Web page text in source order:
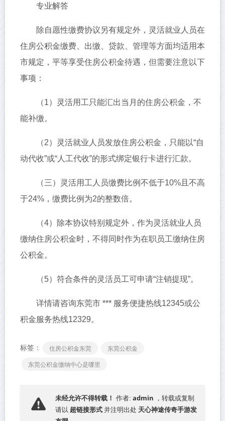
专业解答
除自愿性缴费协议另有规定外，灵活就业人员在
住房公积金缴费、出缴、贷款、管理等方面均适用本
市规定，平等享受住房公积金待遇，但需要注意以下
事项：
（1）灵活用工只能汇出当月的住房公积金，不
能补缴。
（2）灵活就业人员发放住房公积金，只能以“自
动代收”或“人工代收”的形式绑定银行卡进行汇款。
（三）灵活用工人员缴费比例不低于10%且不高
于24%，缴费比例为2的整数倍。
（4）除本协议特别规定外，作为灵活就业人员
缴纳住房公积金时，不得同时作为在职员工缴纳住房
公积金。
（5）符合条件的灵活员工可申请“注销提现”。
详情请咨询东莞市 *** 服务便捷热线12345或公
积金服务热线12329。
标签： 住房公积金东莞
东莞公积金
东莞公积金缴纳中心是哪里
未经允许不得转载！ 作者: admin ，转载或复制
请以 超链接形式 并注明出处 天心神途传奇手游发